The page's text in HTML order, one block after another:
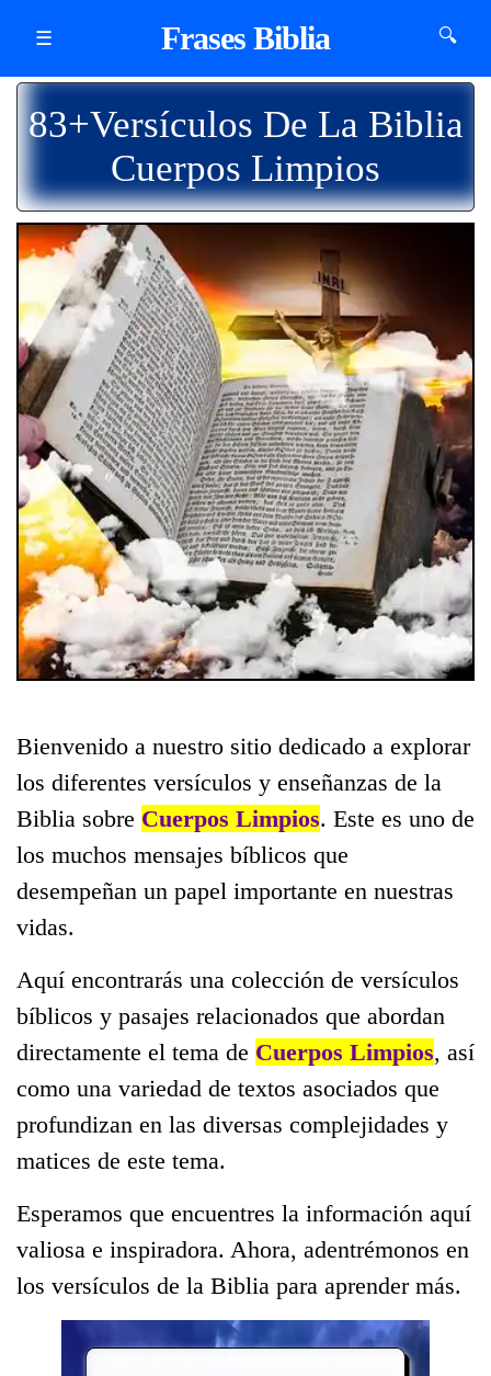
☰ Frases Biblia 🔍
83+Versículos De La Biblia
Cuerpos Limpios
Bienvenido a nuestro sitio dedicado a explorar
los diferentes versículos y enseñanzas de la
Biblia sobre Cuerpos Limpios. Este es uno de
los muchos mensajes bíblicos que
desempeñan un papel importante en nuestras
vidas.
Aquí encontrarás una colección de versículos
bíblicos y pasajes relacionados que abordan
directamente el tema de Cuerpos Limpios, así
como una variedad de textos asociados que
profundizan en las diversas complejidades y
matices de este tema.
Esperamos que encuentres la información aquí
valiosa e inspiradora. Ahora, adentrémonos en
los versículos de la Biblia para aprender más.